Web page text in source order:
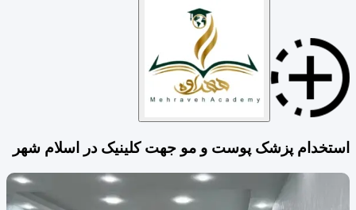
استخدام پزشک پوست و مو جهت کلینیک در اسلام شهر